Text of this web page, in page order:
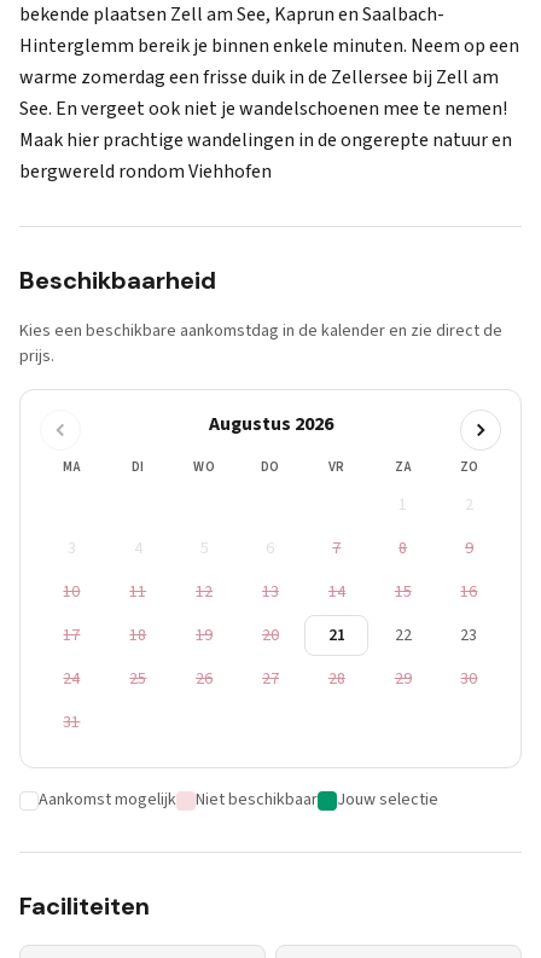
bekende plaatsen Zell am See, Kaprun en Saalbach-
Hinterglemm bereik je binnen enkele minuten. Neem op een
warme zomerdag een frisse duik in de Zellersee bij Zell am
See. En vergeet ook niet je wandelschoenen mee te nemen!
Maak hier prachtige wandelingen in de ongerepte natuur en
bergwereld rondom Viehhofen
Beschikbaarheid
Kies een beschikbare aankomstdag in de kalender en zie direct de
prijs.
Augustus 2026
MA DI WO DO VR ZA ZO
1
2
3
4 5 6 7 8
9
10
11 12 13 14 15
16
17
18 19 20 21 22
23
24
25 26 27 28 29
30
31
Aankomst mogelijk Niet beschikbaar Jouw selectie
Faciliteiten